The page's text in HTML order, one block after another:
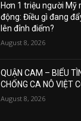
Hơn 1 triệu người Mỹ
động: Điều gì đang
lên đỉnh điểm?
August 8, 2026
QUẬN CAM – BIỂU
CHỐNG CA NÔ VIỆT
August 8, 2026